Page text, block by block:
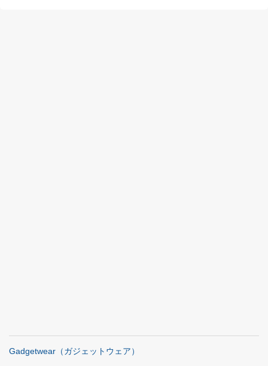
Gadgetwear（ガジェットウェア）